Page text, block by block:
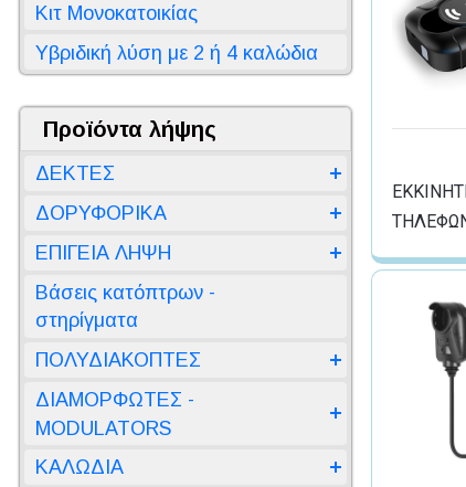
Κιτ Μονοκατοικίας
Υβριδική λύση με 2 ή 4 καλώδια
Προϊόντα λήψης
ΔΕΚΤΕΣ
ΔΟΡΥΦΟΡΙΚΑ
ΕΠΙΓΕΙΑ ΛΗΨΗ
Βάσεις κατόπτρων -
στηρίγματα
ΠΟΛΥΔΙΑΚΟΠΤΕΣ
ΔΙΑΜΟΡΦΩΤΕΣ -
MODULATORS
ΚΑΛΩΔΙΑ